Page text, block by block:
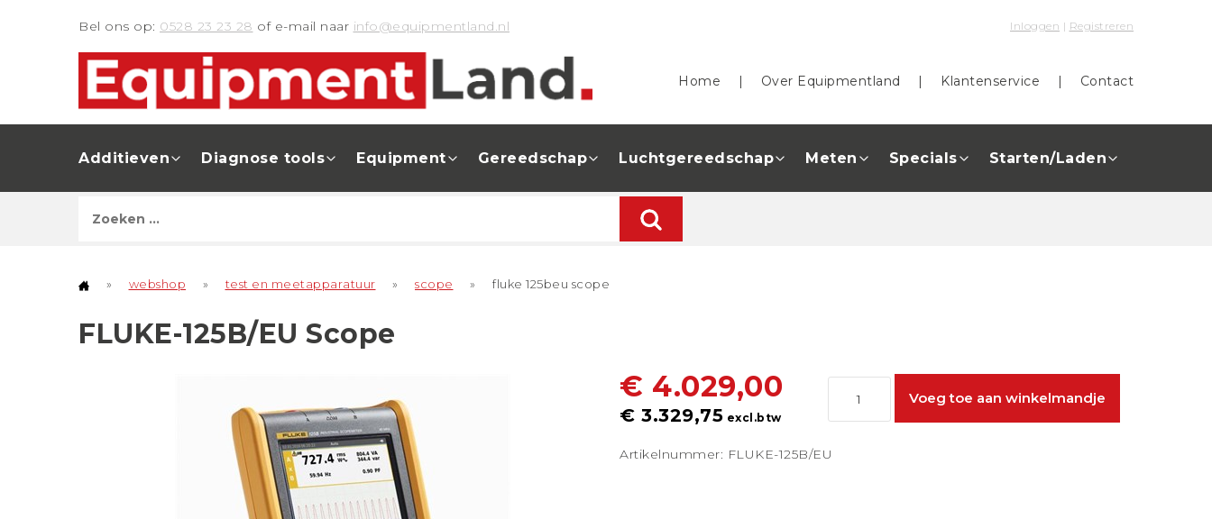
Bel ons op: 0528 23 23 28 of e-mail naar info@equipmentland.nl Inloggen | Registreren
Home | Over Equipmentland | Klantenservice | Contact
Additieven Diagnose tools Equipment Gereedschap Luchtgereedschap Meten Specials Starten/Laden
» webshop » test en meetapparatuur » scope » fluke 125beu scope
FLUKE-125B/EU Scope
€ 4.029,00
€ 3.329,75 excl.btw
Artikelnummer: FLUKE-125B/EU